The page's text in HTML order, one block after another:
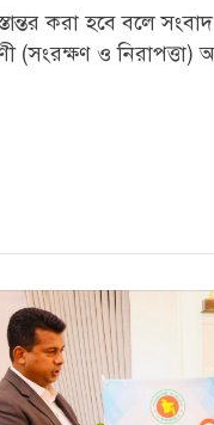
করা হবে বলে
(সংরক্ষণ ও নিরাপত্তা)